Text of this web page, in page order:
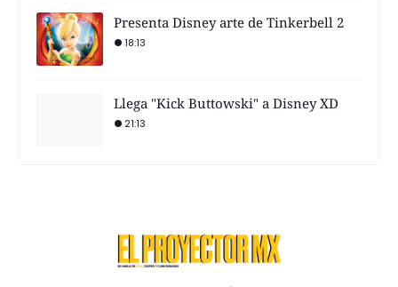
Presenta Disney arte de Tinkerbell 2
18:13
Llega "Kick Buttowski" a Disney XD
21:13